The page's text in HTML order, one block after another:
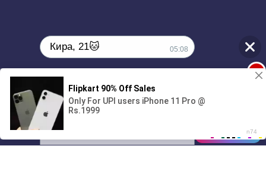
01/07
00:00
Кира, 21🐱 05:08
Поиграешь со мной? 💖🐾
1